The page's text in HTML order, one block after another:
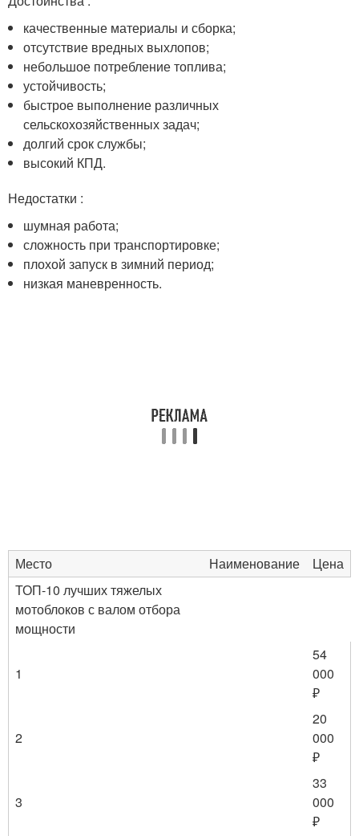
качественные материалы и сборка;
отсутствие вредных выхлопов;
небольшое потребление топлива;
устойчивость;
быстрое выполнение различных
сельскохозяйственных задач;
долгий срок службы;
высокий КПД.
Недостатки :
шумная работа;
сложность при транспортировке;
плохой запуск в зимний период;
низкая маневренность.
Место Наименование
Цена
ТОП-10 лучших тяжелых
мотоблоков с валом отбора
мощности
1
54
000
₽
2
20
000
₽
3
33
000
₽